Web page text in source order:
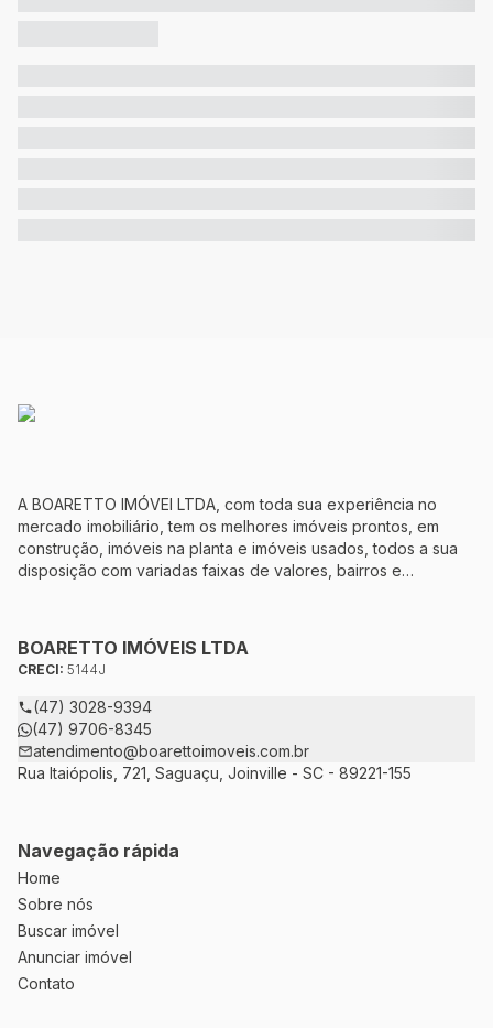
A BOARETTO IMÓVEI LTDA, com toda sua experiência no
mercado imobiliário, tem os melhores imóveis prontos, em
construção, imóveis na planta e imóveis usados, todos a sua
disposição com variadas faixas de valores, bairros e
ao CRECI-5144J – estarão sempre prontos para responder-lhe
todas as suas dúvidas sobre casas, apartamentos, terrenos,
salas comerciais e outros produtos imobiliários.
BOARETTO IMÓVEIS LTDA
CRECI: 5144J
(47) 3028-9394
(47) 9706-8345
atendimento@boarettoimoveis.com.br
Rua Itaiópolis, 721, Saguaçu, Joinville - SC - 89221-155
Navegação rápida
Home
Sobre nós
Buscar imóvel
Anunciar imóvel
Contato